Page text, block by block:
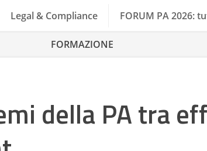
Legal & Compliance FORUM PA 2026:
FORMAZIONE
della PA tra